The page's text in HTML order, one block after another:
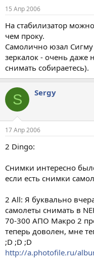
15 Апр 2006
На стабилизатор
чем проку.
Самолично юзал
зеркалок - очень даже
снимать собираетесь).
S Sergy
17 Апр 2006
2 Dingo:
Снимки интересно
если есть снимки
2 All: Я буквально
самолеты снимать в
70-300 АПО Макро 2
теперь доволен, мне
;D ;D ;D
http://a.photofile.ru/